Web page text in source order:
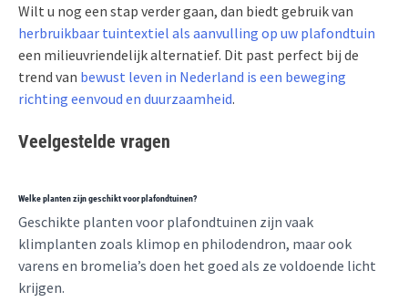
Wilt u nog een stap verder gaan, dan biedt gebruik van
herbruikbaar tuintextiel als aanvulling op uw plafondtuin
een milieuvriendelijk alternatief. Dit past perfect bij de
trend van bewust leven in Nederland is een beweging
richting eenvoud en duurzaamheid.
Veelgestelde vragen
Welke planten zijn geschikt voor plafondtuinen?
Geschikte planten voor plafondtuinen zijn vaak
klimplanten zoals klimop en philodendron, maar ook
varens en bromelia’s doen het goed als ze voldoende licht
krijgen.